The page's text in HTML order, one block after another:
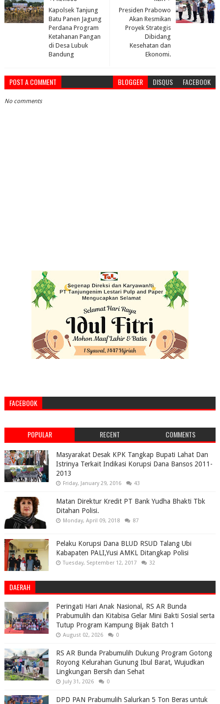
Presiden Prabowo
Akan Resmikan
Proyek Strategis
Dibidang
Kesehatan dan
Ekonomi.
Kapolsek Tanjung
Batu Panen Jagung
Perdana Program
Ketahanan Pangan
di Desa Lubuk
Bandung
POST A COMMENT BLOGGER DISQUS FACEBOOK
No comments
FACEBOOK
POPULAR RECENT COMMENTS
Masyarakat Desak KPK Tangkap Bupati Lahat Dan
Istrinya Terkait Indikasi Korupsi Dana Bansos 2011-
2013
Friday, January 29, 2016 43
Matan Direktur Kredit PT Bank Yudha Bhakti Tbk
Ditahan Polisi.
Monday, April 09, 2018 87
Pelaku Korupsi Dana BLUD RSUD Talang Ubi
Kabapaten PALI,Yusi AMKL Ditangkap Polisi
Tuesday, September 12, 2017 32
DAERAH
Peringati Hari Anak Nasional, RS AR Bunda
Prabumulih dan Kitabisa Gelar Mini Bakti Sosial serta
Tutup Program Kampung Bijak Batch 1
August 02, 2026 0
RS AR Bunda Prabumulih Dukung Program Gotong
Royong Kelurahan Gunung Ibul Barat, Wujudkan
Lingkungan Bersih dan Sehat
July 31, 2026 0
DPD PAN Prabumulih Salurkan 5 Ton Beras untuk